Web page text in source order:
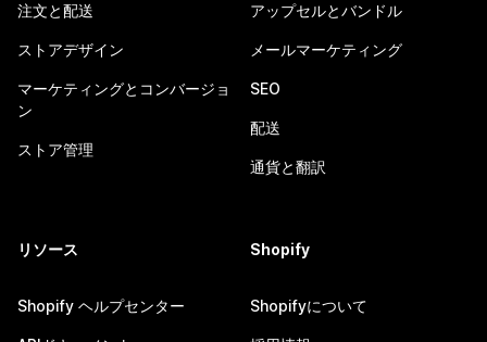
注文と配送
ストアデザイン
マーケティングとコンバージョ
ン
ストア管理
アップセルとバンドル
メールマーケティング
SEO
配送
通貨と翻訳
リソース
Shopify ヘルプセンター
Shopify
Shopifyについて